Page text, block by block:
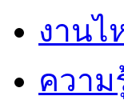
งานไ
ความ